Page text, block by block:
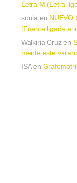
Letra M (Letra
sonia en NUEVO
[Fuente ligada e
Walkiria Cruz en
mente este
ISAen